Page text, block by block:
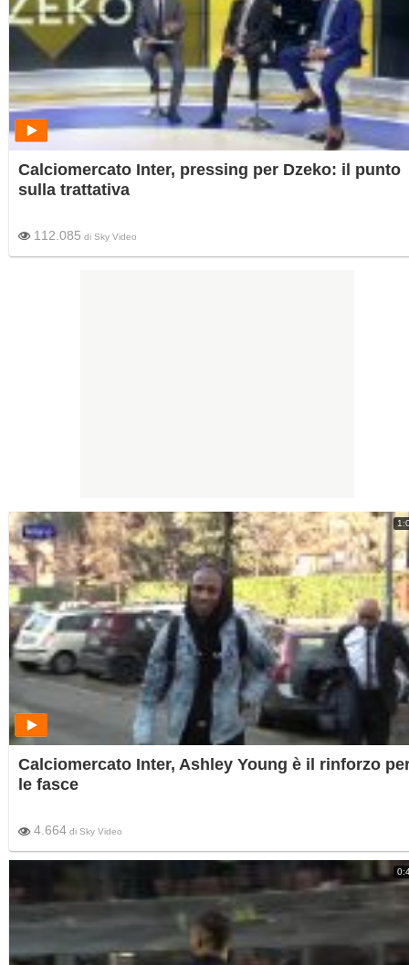
Calciomercato Inter, pressing per Dzeko: il punto
sulla trattativa
112.085 di Sky Video
Calciomercato Inter, Ashley Young è il rinforzo
le fasce
4.664 di Sky Video